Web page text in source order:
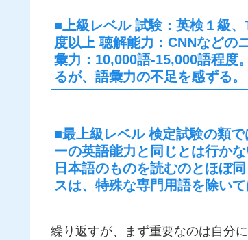
■上級レベル 試験：英検１級
度以上 聴解能力：CNNなどの
彙力：10,000語-15,000語程度
るが、語彙力の不足を感ずる。
■最上級レベル 検定試験の類
ーの英語能力と同じとは行か
日本語のものを読むのとほぼ
スは、特殊な専門用語を除い
繰り返すが、まず重要なのは自分